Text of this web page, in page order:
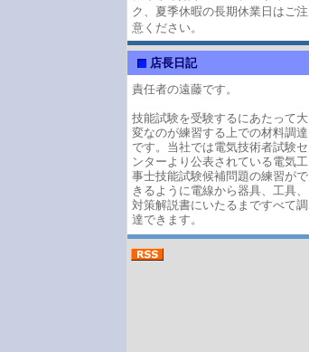
ク、夏季休暇の長期休業日はご注
意ください。
店長日記
責任者の遠藤です。
技能試験を受験するにあたって大
変なのが練習する上での材料調達
です。当社では電気技術者試験セ
ンターより公表されている電気工
事士技能試験候補問題の練習がで
きるように電線から器具、工具、
対策解説書にいたるまですべて調
達できます。